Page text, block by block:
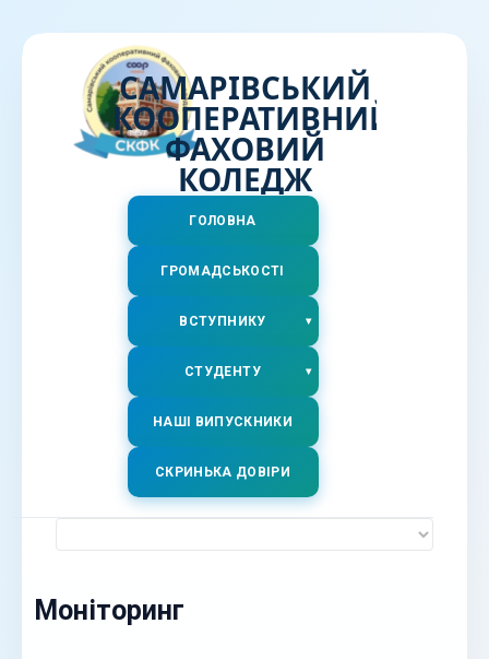
САМАРІВСЬКИЙ
КООПЕРАТИВНИЙ
ФАХОВИЙ
КОЛЕДЖ
ГОЛОВНА
ГРОМАДСЬКОСТІ
ВСТУПНИКУ
СТУДЕНТУ
НАШІ ВИПУСКНИКИ
СКРИНЬКА ДОВІРИ
Моніторинг